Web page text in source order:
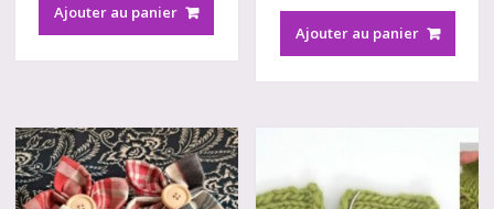
Ajouter au panier
Ajouter au panier